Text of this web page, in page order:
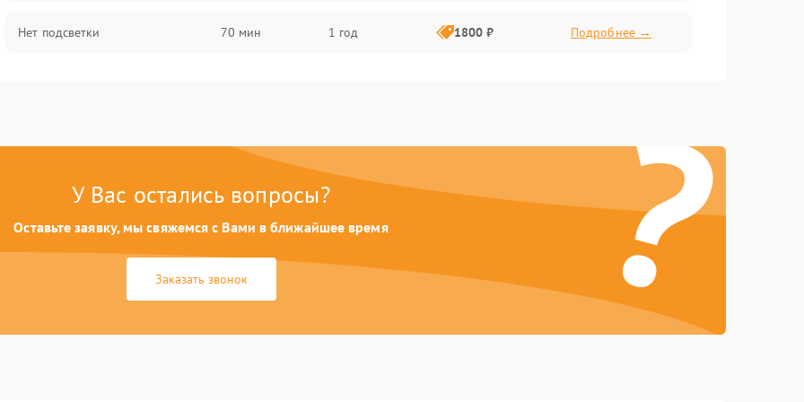
Нет подсветки 70 мин 1 год 1800 ₽ Подробнее →
?
У Вас остались вопросы?
Оставьте заявку, мы свяжемся с Вами в ближайшее время
Заказать звонок